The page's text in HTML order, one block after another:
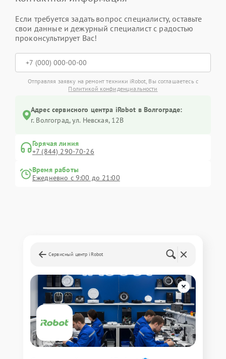
Если требуется задать вопрос специалисту, оставьте
свои данные и дежурный специалист с радостью
проконсультирует Вас!
Отправляя заявку на ремонт техники iRobot, Вы соглашаетесь с
Политикой конфиденциальности
Адрес сервисного центра iRobot в Волгограде:
г. Волгоград, ул. Невская, 12В
Горячая линия
+7 (844) 290-70-26
Время работы
Ежедневно с 9:00 до 21:00
Сервисный центр iRobot